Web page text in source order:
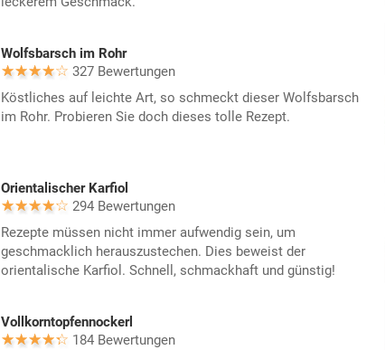
Wolfsbarsch im Rohr
327 Bewertungen
Köstliches auf leichte Art, so schmeckt dieser Wolfsbarsch
im Rohr. Probieren Sie doch dieses tolle Rezept.
Orientalischer Karfiol
294 Bewertungen
Rezepte müssen nicht immer aufwendig sein, um
geschmacklich herauszustechen. Dies beweist der
orientalische Karfiol. Schnell, schmackhaft und günstig!
Vollkorntopfennockerl
184 Bewertungen